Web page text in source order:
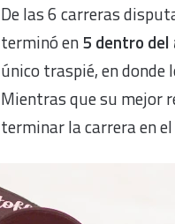
De las 6 carreras
terminó en5 dentro del
único traspié, en
Mientras que su mejor
terminar la carrera en el